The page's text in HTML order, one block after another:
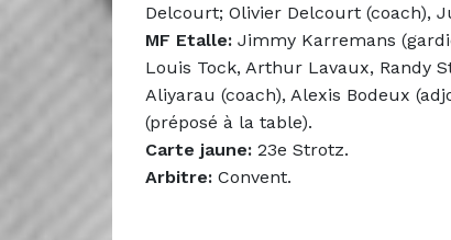
Delcourt; Olivier Delcourt (coach),
MF Etalle: Jimmy Karremans
Louis Tock, Arthur Lavaux, Randy
Aliyarau (coach), Alexis Bodeux
(préposé à la table).
Carte jaune: 23e Strotz.
Arbitre: Convent.